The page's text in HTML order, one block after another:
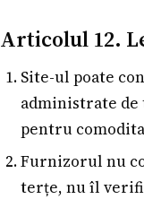
Articolul 12.
Site-ul poate
administrate
pentru
Furnizorul nu
terțe, nu îl